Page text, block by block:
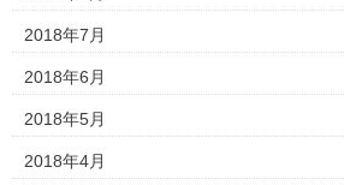
2018年7月
2018年6月
2018年5月
2018年4月